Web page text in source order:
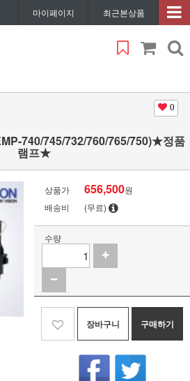
마이페이지 최근본상품
0
740/745/732/760/765/750)★정품
램프★
상품가 656,500원
배송비
(무료)
수량
장바구니 구매하기